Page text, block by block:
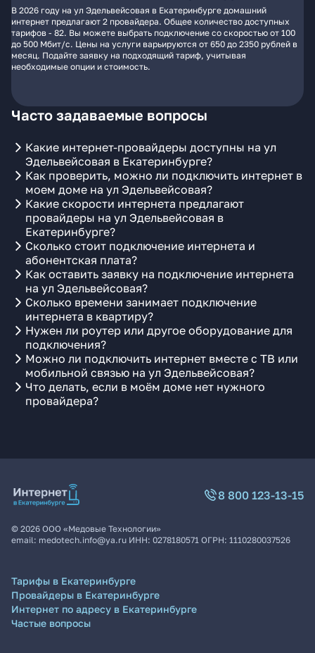
В 2026 году на ул Эдельвейсовая в Екатеринбурге домашний
интернет предлагают 2 провайдера. Общее количество доступных
тарифов - 82. Вы можете выбрать подключение со скоростью от 100
до 500 Мбит/с. Цены на услуги варьируются от 650 до 2350 рублей в
месяц. Подайте заявку на подходящий тариф, учитывая
необходимые опции и стоимость.
Часто задаваемые вопросы
Какие интернет-провайдеры доступны на ул
Эдельвейсовая в Екатеринбурге?
Как проверить, можно ли подключить интернет в
моем доме на ул Эдельвейсовая?
Какие скорости интернета предлагают
провайдеры на ул Эдельвейсовая в
Екатеринбурге?
Сколько стоит подключение интернета и
абонентская плата?
Как оставить заявку на подключение интернета
на ул Эдельвейсовая?
Сколько времени занимает подключение
интернета в квартиру?
Нужен ли роутер или другое оборудование для
подключения?
Можно ли подключить интернет вместе с ТВ или
мобильной связью на ул Эдельвейсовая?
Что делать, если в моём доме нет нужного
провайдера?
8 800 123-13-15
© 2026 ООО «Медовые Технологии»
email: medotech.info@ya.ru ИНН: 0278180571 ОГРН: 1110280037526
Тарифы в Екатеринбурге
Провайдеры в Екатеринбурге
Интернет по адресу в Екатеринбурге
Частые вопросы